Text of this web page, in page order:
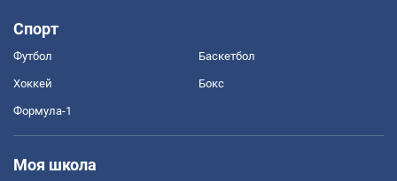
Спорт
Футбол Баскетбол
Хоккей Бокс
Формула-1
Моя школа